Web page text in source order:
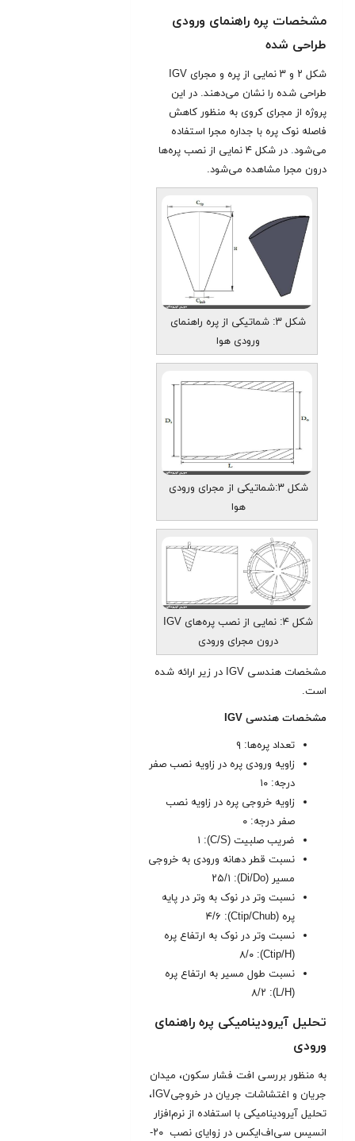
مشخصات پره راهنمای ورودی
طراحی شده
شکل ۲ و ۳ نمایی از پره و مجرای IGV
طراحی شده را نشان می‌دهند. در این
پروژه از مجرای کروی به منظور کاهش
فاصله نوک پره با جداره مجرا استفاده
می‌شود.
در شکل ۴ نمایی از نصب پره‌ها
درون مجرا مشاهده می‌شود.
شکل ۳: شماتیکی از پره راهنمای
ورودی هوا
شکل ۳:‌شماتیکی از مجرای ورودی
هوا
شکل ۴: نمایی از نصب پره‌های IGV
درون مجرای ورودی
مشخصات هندسی IGV در زیر ارائه شده
است.
مشخصات هندسی IGV
تعداد پره‌ها: ۹
زاویه ورودی پره در زاویه نصب صفر
درجه: ۱۰
زاویه خروجی پره در زاویه نصب
صفر درجه: ۰
ضریب صلبیت (C/S): ۱
نسبت قطر دهانه ورودی به خروجی
مسیر (Di/Do): ۲۵/۱
نسبت وتر در نوک به وتر در پایه
پره (Ctip/Chub): ۴/۶
نسبت وتر در نوک به ارتفاع پره
(Ctip/H): ۸/۰
نسبت طول مسیر به ارتفاع پره
(L/H): ۸/۲
تحلیل آیرودینامیکی پره راهنمای
ورودی
به منظور بررسی افت فشار سکون، میدان
جریان و اغتشاشات جریان در خروجیIGV،
تحلیل آیرودینامیکی با استفاده از نرم‌افزار
انسیس سی‌اف‌ایکس در زوایای نصب ۲۰-